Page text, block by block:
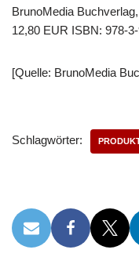
BrunoMedia
12,80 EUR ISBN: 978-
[Quelle: BrunoMedia
Schlagwörter: